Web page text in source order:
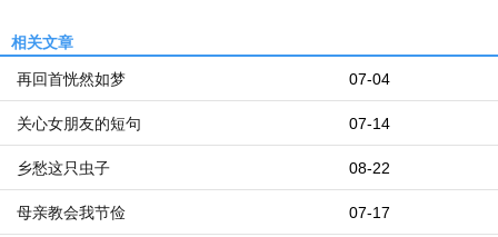
相关文章
07-04
再回首恍然如梦
07-14
关心女朋友的短句
08-22
乡愁这只虫子
07-17
母亲教会我节俭